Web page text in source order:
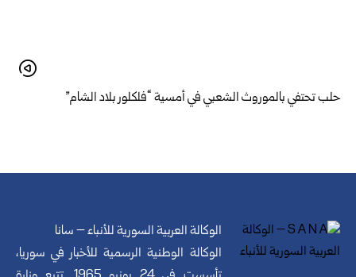
حلب تحتفي بالموروث الشعبي في أمسية “فلكلور بلاد الشام”
الوكالة العربية السورية للأنباء – سانا
الوكالة الوطنية الرسمية للأخبار في سوريا،